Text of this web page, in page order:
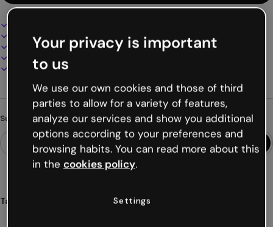
100% anpassbar
Audio, Video und Multimedia hinzufügen
Online präsentieren, teilen oder veröffentlichen
Als PDF, MP4 und andere Formate herunterladen
Suchst du etwas anderes?
Tags
Your privacy is important
to us
We use our own cookies and those of third
parties to allow for a variety of features,
analyze our services and show you additional
options according to your preferences and
browsing habits. You can read more about this
in the cookies policy.
Settings